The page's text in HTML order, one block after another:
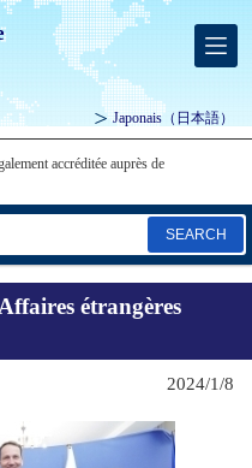
Japonais （日本語）
accréditée auprès de
SEARCH
étrangères
2024/1/8